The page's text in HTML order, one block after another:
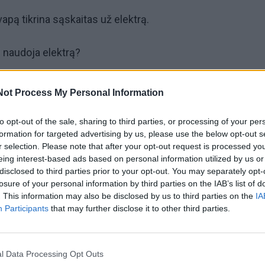
Process My Personal Information
opt-out of the sale, sharing to third parties, or processing of your
for targeted advertising by us, please use the below opt-out
selection. Please note that after your opt-out request is processed
interest-based ads based on personal information utilized by us
to third parties prior to your opt-out. You may separately
of your personal information by third parties on the IAB’s list of
This information may also be disclosed by us to third parties on the
Participants that may further disclose it to other third parties.
Data Processing Opt Outs
tikrina sąskaitas už elektrą.
elektrą?
kad sąskaitos būtų mažesnės
„nulių“ karalius.
jo išjungti, kitaip jis šildys vandenį iki ryto.